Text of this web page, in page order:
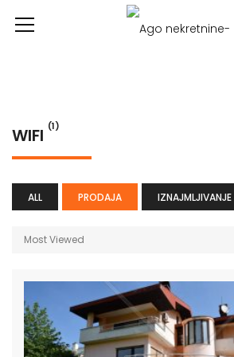
WIFI (1)
ALL PRODAJA IZNAJMLJIVANJE
Most Viewed